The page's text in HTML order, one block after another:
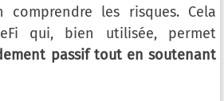
les risques. Cela
qui, bien utilisée, permet
passif tout en soutenant